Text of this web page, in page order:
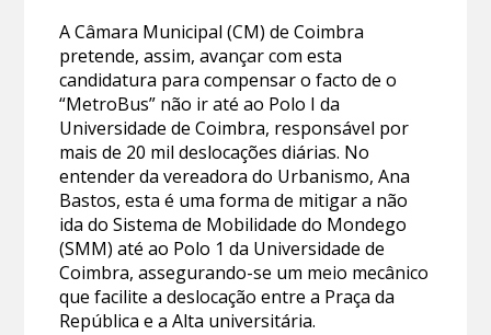
A Câmara Municipal (CM) de Coimbra
pretende, assim, avançar com esta
candidatura para compensar o facto de o
“MetroBus” não ir até ao Polo I da
Universidade de Coimbra, responsável por
mais de 20 mil deslocações diárias. No
entender da vereadora do Urbanismo, Ana
Bastos, esta é uma forma de mitigar a não
ida do Sistema de Mobilidade do Mondego
(SMM) até ao Polo 1 da Universidade de
Coimbra, assegurando-se um meio mecânico
que facilite a deslocação entre a Praça da
República e a Alta universitária.